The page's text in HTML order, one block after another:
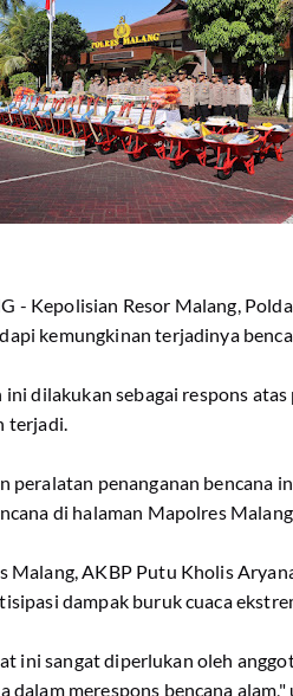
- Kepolisian Resor Malang,
kemungkinan terjadinya
ini dilakukan sebagai respons
terjadi.
peralatan penanganan bencana
di halaman Mapolres
Malang, AKBP Putu Kholis
dampak buruk cuaca
ini sangat diperlukan oleh
dalam merespons bencana